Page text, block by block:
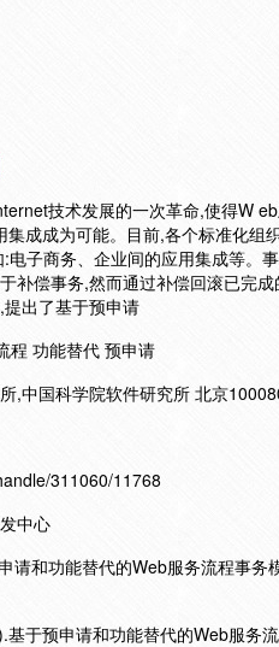
技术发展的一次革命,使得W
集成成为可能。目前,各个标准化
电子商务、企业间的应用集成等。
补偿事务,然而通过补偿回滚已完
出了基于预申请
程 功能替代 预申请
,中国科学院软件研究所 北京
311060/11768
中心
请和功能替代的Web服务流程事
于预申请和功能替代的Web服务